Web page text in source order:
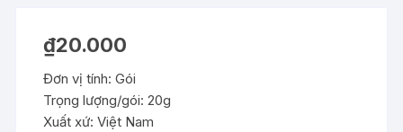
₫20.000
Đơn vị tính: Gói
Trọng lượng/gói: 20g
Xuất xứ: Việt Nam